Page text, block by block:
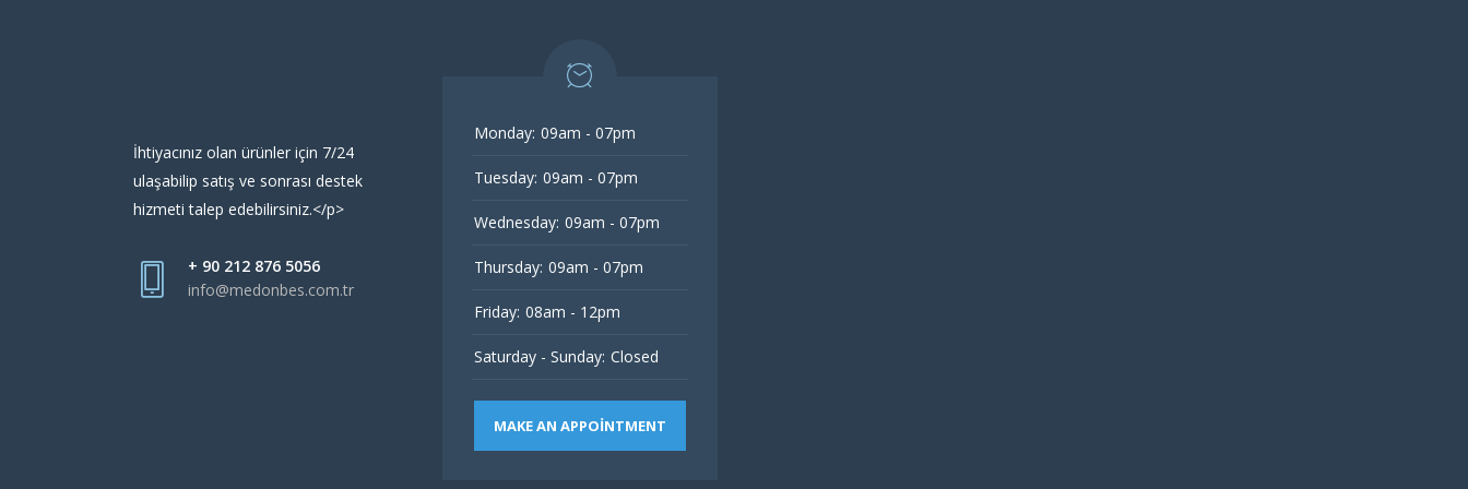
İhtiyacınız olan ürünler için 7/24
ulaşabilip satış ve sonrası destek
hizmeti talep edebilirsiniz.</p>
+ 90 212 876 5056
info@medonbes.com.tr
Monday: 09am - 07pm
Tuesday: 09am - 07pm
Wednesday: 09am - 07pm
Thursday: 09am - 07pm
Friday: 08am - 12pm
Saturday - Sunday: Closed
MAKE AN APPOINTMENT